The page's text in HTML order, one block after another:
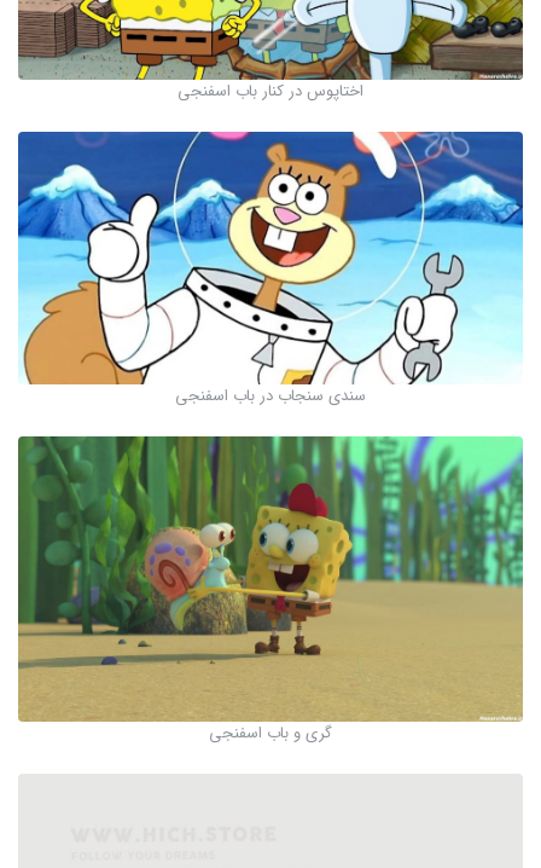
اختاپوس در کنار باب اسفنجی
سندی سنجاب در باب اسفنجی
گری و باب اسفنجی